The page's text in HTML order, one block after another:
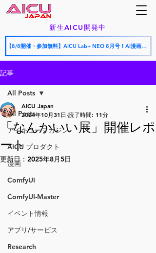
新生AICU開発中
【8/8開催・参加無料】AICU Lab+ NEO 8月号！AI漫画フェスティバル授賞式 × AICU怒涛の新サービス発表会
記事
All Posts
アイキューマガジン
AICU プロダクト
漫画
ComfyUI
ComfyUI-Master
イベント情報
アプリ/サービス
Research
All Posts
「なんかいい展」開催レポ
ート
AICU Japan
2024年10月31日 読了時間: 11分
更新日： 2025年8月5日